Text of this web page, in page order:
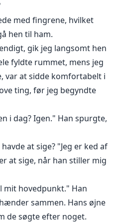
med fingrene, hvilket
hen til ham.
gik jeg langsomt hen
fyldte rummet, mens jeg
var at sidde komfortabelt i
ting, før jeg begyndte
i dag? Igen." Han spurgte,
at sige? "Jeg er ked af
at sige, når han stiller mig
mit hovedpunkt." Han
sammen. Hans øjne
de søgte efter noget.